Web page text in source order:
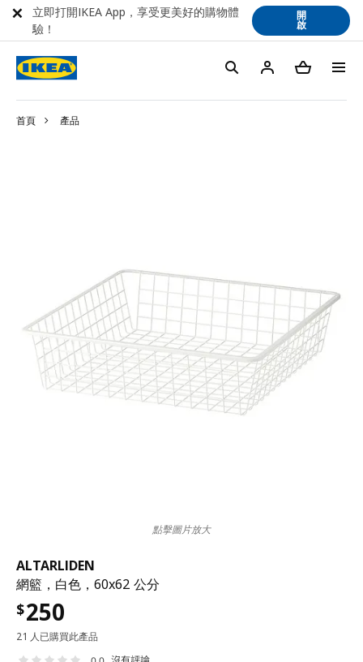
首頁 產品
ALTARLIDEN
網籃，白色，60x62 公分
$250
21 人已購買此產品
點擊圖片放大
立即打開IKEA App，享受更美好的購物體
驗！
開
啟